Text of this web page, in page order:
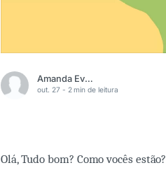
Amanda Evaristo
out. 27 - 2 min de leitura
Olá, Tudo bom? Como vocês estão?